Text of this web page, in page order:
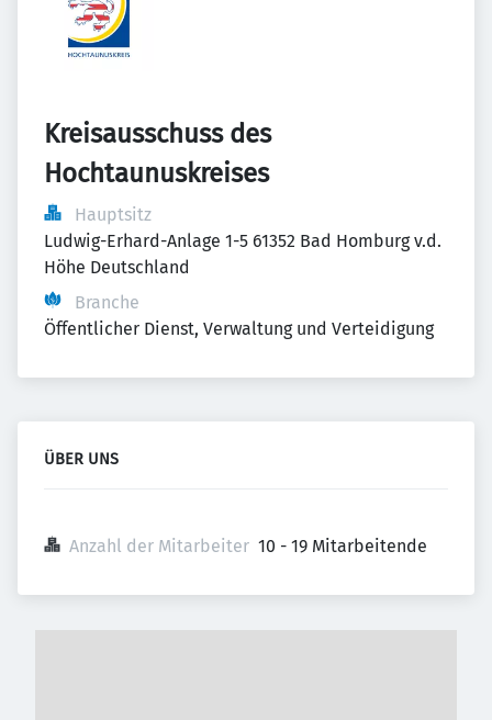
Kreisausschuss des
Hochtaunuskreises
Hauptsitz
Ludwig-Erhard-Anlage 1-5 61352 Bad Homburg v.d.
Höhe Deutschland
Branche
Öffentlicher Dienst, Verwaltung und Verteidigung
ÜBER UNS
Anzahl der Mitarbeiter 10 - 19 Mitarbeitende